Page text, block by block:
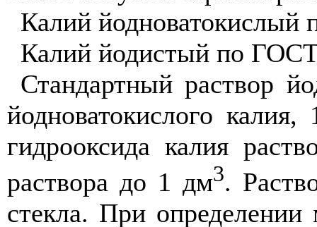
Калий
Калий йодистый по
Стандартный раствор
йодноватокислого
гидрооксида калия
раствора до 1 дм3.
стекла. При